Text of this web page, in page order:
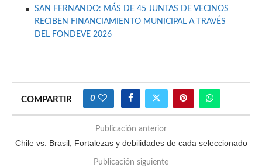
SAN FERNANDO: MÁS DE 45 JUNTAS DE VECINOS
RECIBEN FINANCIAMIENTO MUNICIPAL A TRAVÉS
DEL FONDEVE 2026
COMPARTIR 0
Publicación anterior
Chile vs. Brasil; Fortalezas y debilidades de cada seleccionado
Publicación siguiente